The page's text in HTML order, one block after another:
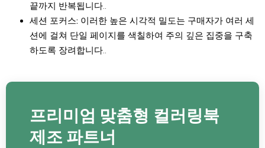
끝까지 반복됩니다..
세션 포커스: 이러한 높은 시각적 밀도는 구매자가 여러 세
션에 걸쳐 단일 페이지를 색칠하여 주의 깊은 집중을 구축
하도록 장려합니다..
프리미엄 맞춤형 컬러링북
제조 파트너